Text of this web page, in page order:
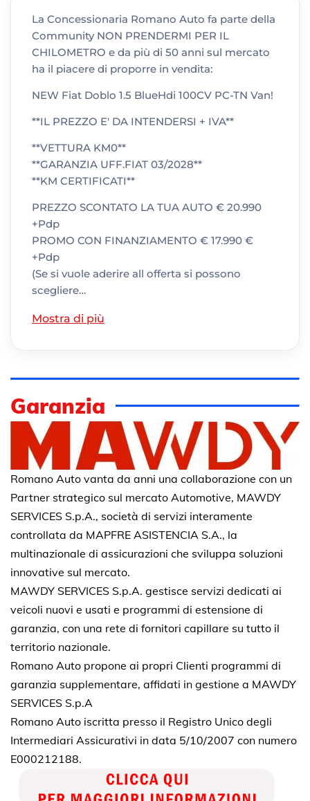
La Concessionaria Romano Auto fa parte della
Community NON PRENDERMI PER IL
CHILOMETRO e da più di 50 anni sul mercato
ha il piacere di proporre in vendita:
NEW Fiat Doblo 1.5 BlueHdi 100CV PC-TN Van!
**IL PREZZO E' DA INTENDERSI + IVA**
**VETTURA KM0**
**GARANZIA UFF.FIAT 03/2028**
**KM CERTIFICATI**
PREZZO SCONTATO LA TUA AUTO € 20.990
+Pdp
PROMO CON FINANZIAMENTO € 17.990 €
+Pdp
(Se si vuole aderire all offerta si possono
scegliere…
Mostra di più
Garanzia
Romano Auto vanta da anni una collaborazione con un
Partner strategico sul mercato Automotive, MAWDY
SERVICES S.p.A., società di servizi interamente
controllata da MAPFRE ASISTENCIA S.A., la
multinazionale di assicurazioni che sviluppa soluzioni
innovative sul mercato.
MAWDY SERVICES S.p.A. gestisce servizi dedicati ai
veicoli nuovi e usati e programmi di estensione di
garanzia, con una rete di fornitori capillare su tutto il
territorio nazionale.
Romano Auto propone ai propri Clienti programmi di
garanzia supplementare, affidati in gestione a MAWDY
SERVICES S.p.A
Romano Auto iscritta presso il Registro Unico degli
Intermediari Assicurativi in data 5/10/2007 con numero
E000212188.